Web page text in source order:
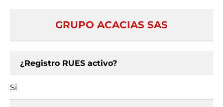
GRUPO ACACIAS SAS
¿Registro RUES activo?
Si